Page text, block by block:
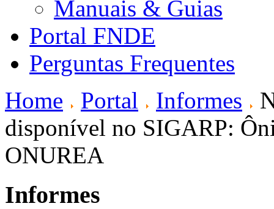
Manuais & Guias
Portal FNDE
Perguntas Frequentes
Home
Portal Informes
disponível no SIGARP:
ONUREA
Informes